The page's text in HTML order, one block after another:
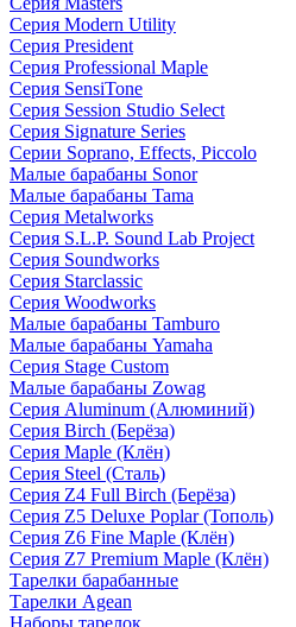
Серия Modern Utility
Серия President
Серия Professional Maple
Серия SensiTone
Серия Session Studio Select
Серия Signature Series
Серии Soprano, Effects, Piccolo
Малые барабаны Sonor
Малые барабаны Tama
Серия Metalworks
Серия S.L.P. Sound Lab Project
Серия Soundworks
Серия Starclassic
Серия Woodworks
Малые барабаны Tamburo
Малые барабаны Yamaha
Серия Stage Custom
Малые барабаны Zowag
Серия Aluminum (Алюминий)
Серия Birch (Берёза)
Серия Maple (Клён)
Серия Steel (Сталь)
Серия Z4 Full Birch (Берёза)
Серия Z5 Deluxe Poplar (Тополь)
Серия Z6 Fine Maple (Клён)
Серия Z7 Premium Maple (Клён)
Тарелки барабанные
Тарелки Agean
Наборы тарелок